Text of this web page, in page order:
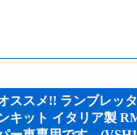
ススメ!! ランブレッ
キット イタリア製